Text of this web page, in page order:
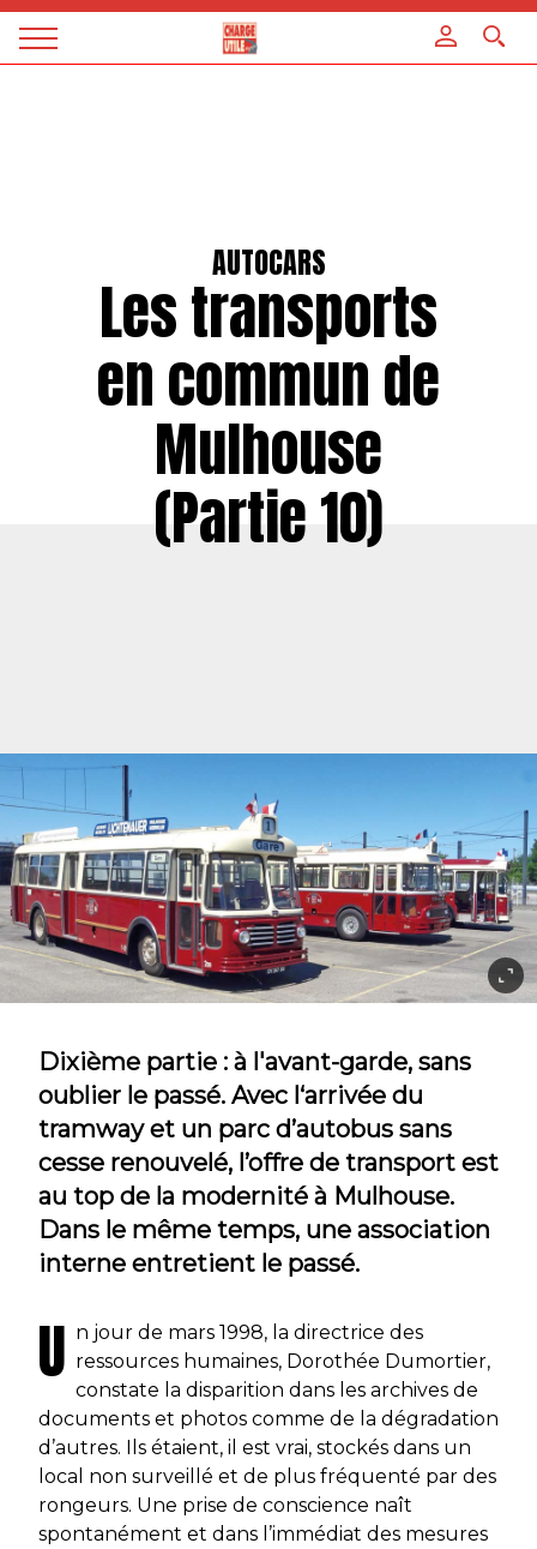
Magazine
AUTOCARS
Les transports
en commun de
Mulhouse
(Partie 10)
Dixième partie : à l'avant-garde, sans
oublier le passé. Avec l‘arrivée du
tramway et un parc d’autobus sans
cesse renouvelé, l’offre de transport est
au top de la modernité à Mulhouse.
Dans le même temps, une association
interne entretient le passé.
U n jour de mars 1998, la directrice des
ressources humaines, Dorothée Dumortier,
constate la disparition dans les archives de
documents et photos comme de la dégradation
d’autres. Ils étaient, il est vrai, stockés dans un
local non surveillé et de plus fréquenté par des
rongeurs. Une prise de conscience naît
spontanément et dans l’immédiat des mesures
Panneau de gestion des cookies